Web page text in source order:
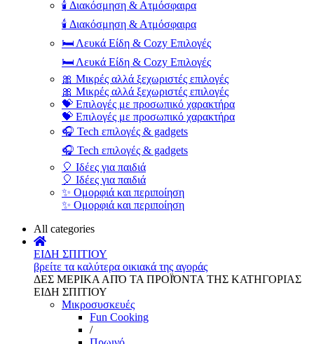
🕯️ Διακόσμηση & Ατμόσφαιρα
🕯️ Διακόσμηση & Ατμόσφαιρα
🛏️ Λευκά Είδη & Cozy Επιλογές
🛏️ Λευκά Είδη & Cozy Επιλογές
🎀 Μικρές αλλά ξεχωριστές επιλογές
🎀 Μικρές αλλά ξεχωριστές επιλογές
💝 Επιλογές με προσωπικό χαρακτήρα
💝 Επιλογές με προσωπικό χαρακτήρα
🎧 Tech επιλογές & gadgets
🎧 Tech επιλογές & gadgets
🎈 Ιδέες για παιδιά
🎈 Ιδέες για παιδιά
✨ Ομορφιά και περιποίηση
✨ Ομορφιά και περιποίηση
All categories
ΕΙΔΗ ΣΠΙΤΙΟΥ
βρείτε τα καλύτερα οικιακά της αγοράς
ΔΕΣ ΜΕΡΙΚΑ ΑΠΌ ΤΑ ΠΡΟΪΌΝΤΑ ΤΗΣ ΚΑΤΗΓΟΡΙΑΣ
ΕΙΔΗ ΣΠΙΤΙΟΥ
Μικροσυσκευές
Fun Cooking
/